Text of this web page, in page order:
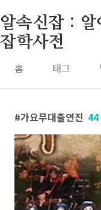
알속신잡 : 알
잡학사전
홈 태그
가요무대출연진 44